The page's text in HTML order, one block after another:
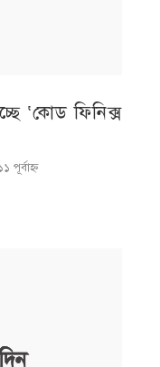
‘কোড ফিনিক্স
পূর্বাহ্ণ